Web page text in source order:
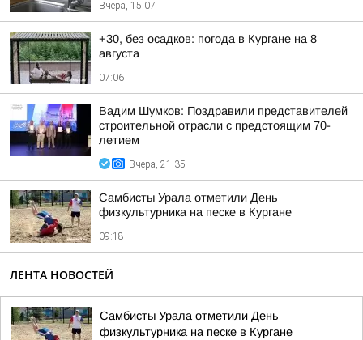
Вчера, 15:07
+30, без осадков: погода в Кургане на 8
августа
07:06
Вадим Шумков: Поздравили представителей
строительной отрасли с предстоящим 70-
летием
Вчера, 21:35
Самбисты Урала отметили День
физкультурника на песке в Кургане
09:18
ЛЕНТА НОВОСТЕЙ
Самбисты Урала отметили День
физкультурника на песке в Кургане